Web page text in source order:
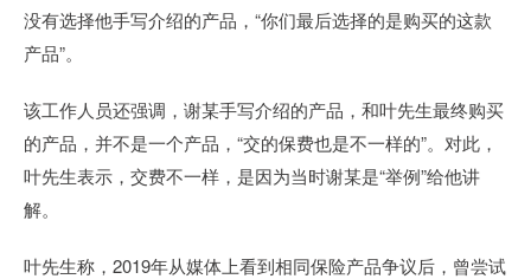
没有选择他手写介绍的产品，“你们最后选择的是购买的这款
产品”。
该工作人员还强调，谢某手写介绍的产品，和叶先生最终购买
的产品，并不是一个产品，“交的保费也是不一样的”。对此，
叶先生表示，交费不一样，是因为当时谢某是“举例”给他讲
解。
叶先生称，2019年从媒体上看到相同保险产品争议后，曾尝试